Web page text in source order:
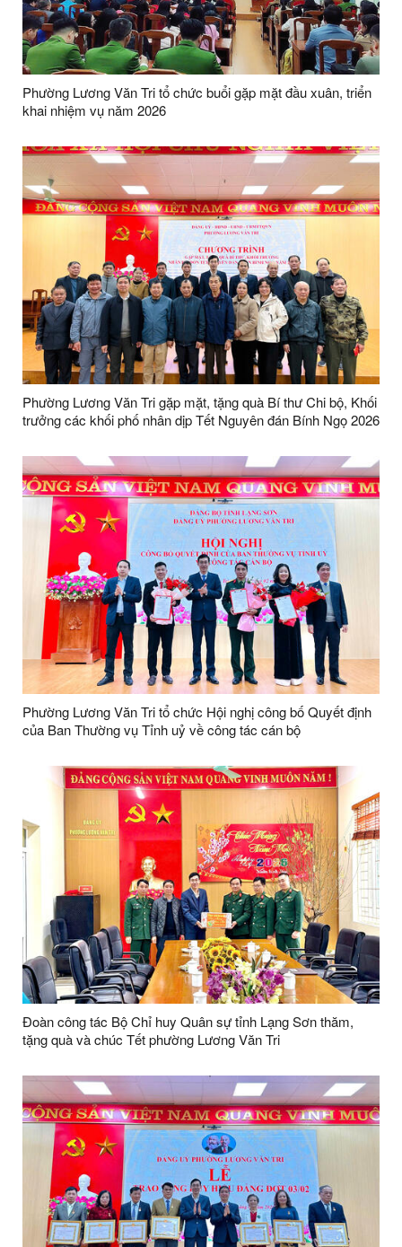
Phường Lương Văn Tri tổ chức buổi gặp mặt đầu xuân, triển
khai nhiệm vụ năm 2026
Phường Lương Văn Tri gặp mặt, tặng quà Bí thư Chi bộ, Khối
trưởng các khối phố nhân dịp Tết Nguyên đán Bính Ngọ 2026
Phường Lương Văn Tri tổ chức Hội nghị công bố Quyết định
của Ban Thường vụ Tỉnh uỷ về công tác cán bộ
Đoàn công tác Bộ Chỉ huy Quân sự tỉnh Lạng Sơn thăm,
tặng quà và chúc Tết phường Lương Văn Tri